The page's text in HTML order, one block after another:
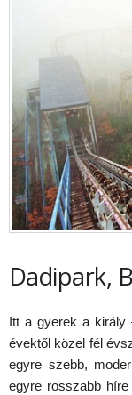
Dadipark,
Itt a gyerek a király
évektől közel fél
egyre szebb,
egyre rosszabb